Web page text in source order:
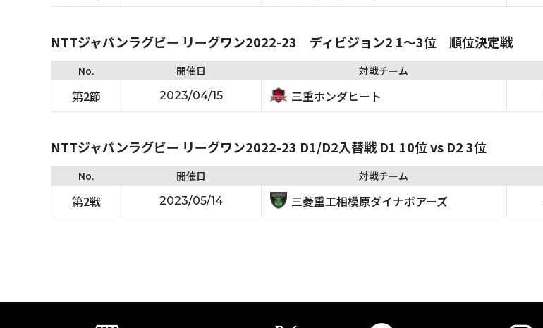
NTTジャパンラグビー リーグワン2022-23 ディビジョン2 1〜3位 順位決定戦
No. 開催日 対戦チーム
第2節 2023/04/15 三重ホンダヒート
NTTジャパンラグビー リーグワン2022-23 D1/D2入替戦 D1 10位 vs D2 3位
No. 開催日 対戦チーム
第2戦 2023/05/14 三菱重工相模原ダイナボアーズ